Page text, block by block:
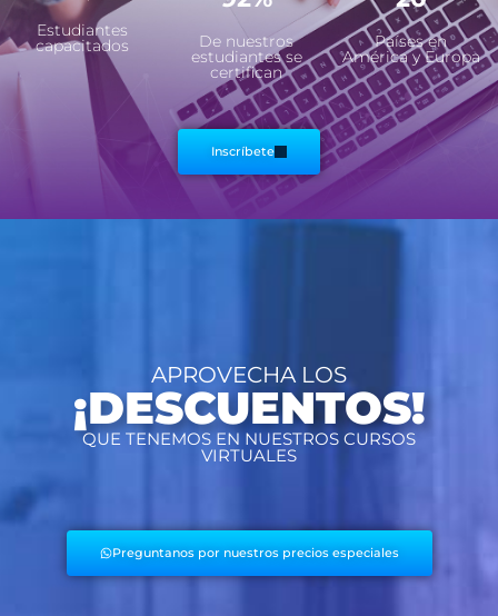
Estudiantes
capacitados De nuestros
estudiantes se
certifican
Países en
América y Europa
Inscríbete
APROVECHA LOS
¡DESCUENTOS!
QUE TENEMOS EN NUESTROS CURSOS
VIRTUALES
Preguntanos por nuestros precios especiales